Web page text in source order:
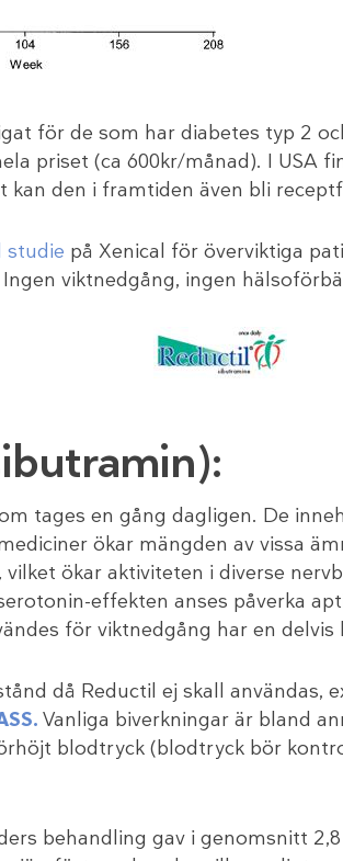
för de som har diabetes typ 2
priset (ca 600kr/månad). I USA
kan den i framtiden även bli
studie på Xenical för överviktiga
viktnedgång, ingen
tages en gång dagligen. De
ökar mängden av vissa
vilket ökar aktiviteten i diverse
effekten anses påverka
för viktnedgång har en delvis
då Reductil ej skall användas,
Vanliga biverkningar är bland
blodtryck (blodtryck bör
behandling gav i genomsnitt